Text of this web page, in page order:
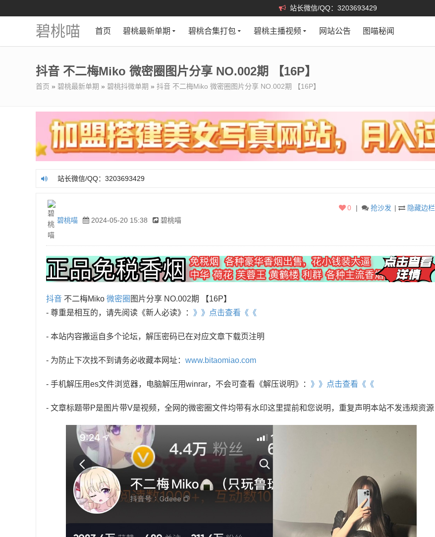
站长微信/QQ：3203693429
碧桃喵 首页 碧桃最新单期 碧桃合集打包 碧桃主播视频 网站公告 图喵秘闻
抖音 不二梅Miko 微密圈图片分享 NO.002期 【16P】
首页 » 碧桃最新单期 » 碧桃抖微单期 » 抖音 不二梅Miko 微密圈图片分享 NO.002期 【16P】
站长微信/QQ：3203693429
碧桃喵 2024-05-20 15:38 碧桃喵
| 隐藏边栏
| 抢沙发
0
抖音 不二梅Miko 微密圈 图片分享 NO.002期 【16P】
- 尊重是相互的，请先阅读《新人必读》： 》》点击查看《《
- 本站内容搬运自多个论坛，解压密码已在对应文章下载页注明
- 为防止下次找不到请务必收藏本网址： www.bitaomiao.com
- 手机解压用es文件浏览器，电脑解压用winrar，不会可查看《解压说明》： 》》点击查看《《
- 文章标题带P是图片带V是视频，全网的微密圈文件均带有水印这里提前和您说明，重复声明本站不发违规资源